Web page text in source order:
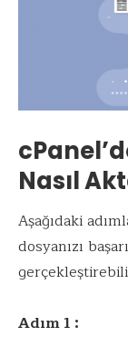
Nasıl
Aşağıdaki
dosyanızı
Adım 1 :